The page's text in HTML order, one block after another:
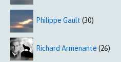
Philippe Gault (30)
Richard Armenante (26)